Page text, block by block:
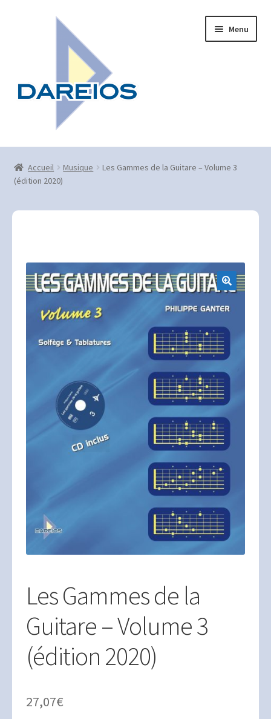
Menu
Accueil
Bienvenue aux éditions Dareios
Contact
Mon compte
Validation de la commande
Accueil Musique
Les Gammes de la Guitare – Volume 3
(édition 2020)
🔍
Les Gammes de la
Guitare – Volume 3
(édition 2020)
27,07€